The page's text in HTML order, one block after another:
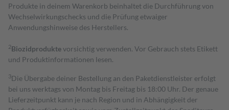
Produkte in deinem Warenkorb beinhaltet die Durchführung von
Wechselwirkungschecks und die Prüfung etwaiger
Anwendungshinweise des Herstellers.
2Biozidproduktevorsichtig verwenden. Vor Gebrauch stets Etikett
und Produktinformationen lesen.
3Die Übergabe deiner Bestellung an den Paketdienstleister erfolgt
bei uns werktags von Montag bis Freitag bis 18:00 Uhr. Der genaue
Lieferzeitpunkt kann je nach Region und in Abhängigkeit der